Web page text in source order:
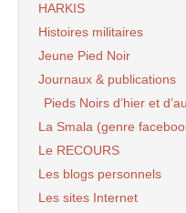
HARKIS
Histoires militaires
Jeune Pied Noir
Journaux & publications
Pieds Noirs d’hier et
La Smala (genre
Le RECOURS
Les blogs personnels
Les sites Internet